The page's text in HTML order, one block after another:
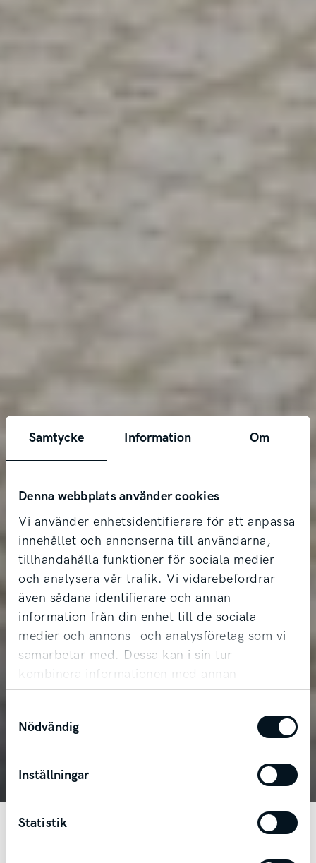
Samtycke Information Om
Denna webbplats använder cookies
Vi använder enhetsidentifierare för att anpassa
innehållet och annonserna till användarna,
tillhandahålla funktioner för sociala medier
och analysera vår trafik. Vi vidarebefordrar
även sådana identifierare och annan
information från din enhet till de sociala
medier och annons- och analysföretag som vi
samarbetar med. Dessa kan i sin tur
kombinera informationen med annan
information som du har tillhandahållit eller
som de har samlat in när du har använt deras
tjänster.
Nödvändig
Inställningar
Statistik